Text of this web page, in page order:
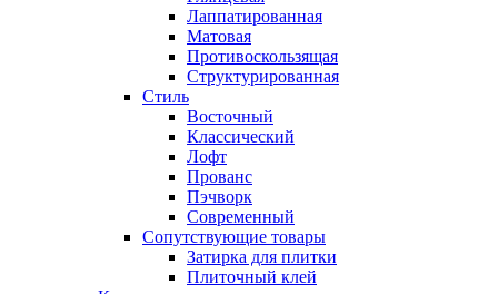
Лаппатированная
Матовая
Противоскользящая
Структурированная
Стиль
Восточный
Классический
Лофт
Прованс
Пэчворк
Современный
Сопутствующие товары
Затирка для плитки
Плиточный клей